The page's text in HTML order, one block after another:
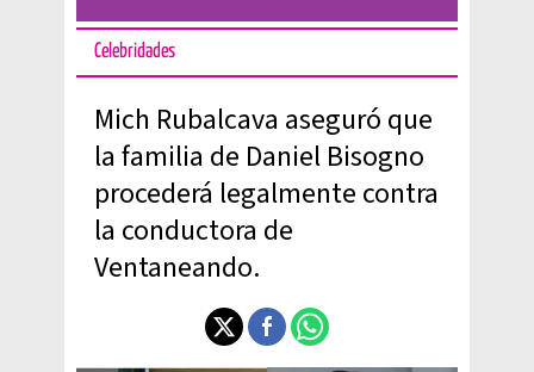
Celebridades
Mich Rubalcava aseguró que
la familia de Daniel Bisogno
procederá legalmente contra
la conductora de
Ventaneando.